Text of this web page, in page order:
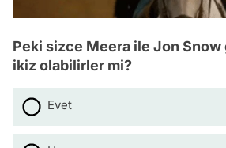
Peki sizce Meera ile Jon
ikiz olabilirler mi?
Evet